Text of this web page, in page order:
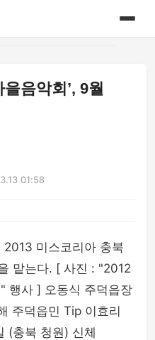
음악회’, 9월
01:58
미스코리아 충북
맡는다. [ 사진 : "2012
행사 ] 오동식 주덕읍장
주덕읍민 Tip 이효리
(충북 청원) 신체